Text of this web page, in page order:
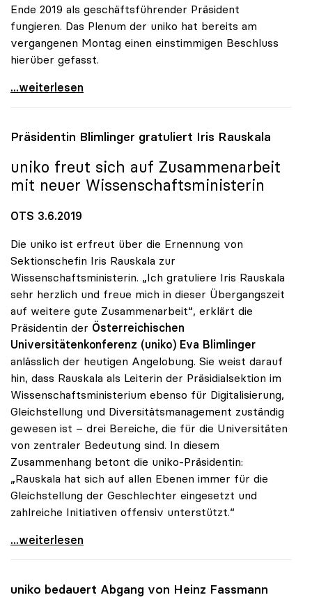
Ende 2019 als geschäftsführender Präsident
fungieren. Das Plenum der uniko hat bereits am
vergangenen Montag einen einstimmigen Beschluss
hierüber gefasst.
uniko-Vorsitz: Vitouch folgt auf Blimlinger
...weiterlesen
Präsidentin Blimlinger gratuliert Iris Rauskala
uniko freut sich auf Zusammenarbeit
mit neuer Wissenschaftsministerin
OTS 3.6.2019
Die uniko ist erfreut über die Ernennung von
Sektionschefin Iris Rauskala zur
Wissenschaftsministerin. „Ich gratuliere Iris Rauskala
sehr herzlich und freue mich in dieser Übergangszeit
auf weitere gute Zusammenarbeit“, erklärt die
Präsidentin der Österreichischen
Universitätenkonferenz (uniko) Eva Blimlinger
anlässlich der heutigen Angelobung. Sie weist darauf
hin, dass Rauskala als Leiterin der Präsidialsektion im
Wissenschaftsministerium ebenso für Digitalisierung,
Gleichstellung und Diversitätsmanagement zuständig
gewesen ist – drei Bereiche, die für die Universitäten
von zentraler Bedeutung sind. In diesem
Zusammenhang betont die uniko-Präsidentin:
„Rauskala hat sich auf allen Ebenen immer für die
Gleichstellung der Geschlechter eingesetzt und
zahlreiche Initiativen offensiv unterstützt.“
Präsidentin Blimlinger gratuliert Iris Rauskala
...weiterlesen
uniko bedauert Abgang von Heinz Fassmann